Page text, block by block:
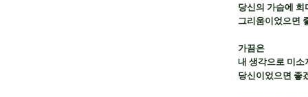
당신의 가슴에 희
그리움이었으면
가끔은
내 생각으로 미소
당신이었으면 좋